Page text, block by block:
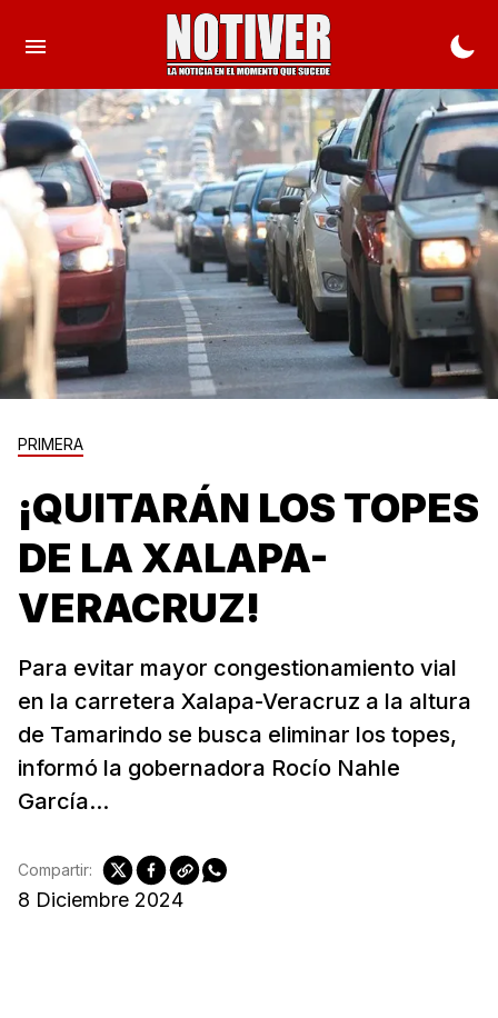
PRIMERA
¡QUITARÁN LOS TOPES
DE LA XALAPA-
VERACRUZ!
Para evitar mayor congestionamiento vial
en la carretera Xalapa-Veracruz a la altura
de Tamarindo se busca eliminar los topes,
informó la gobernadora Rocío Nahle
García...
8 Diciembre 2024
Compartir: